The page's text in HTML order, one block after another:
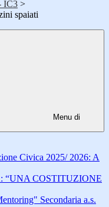
IC3 >
spaiati
Menu di
Civica 2025/ 2026: A
“UNA COSTITUZIONE
Secondaria a.s.